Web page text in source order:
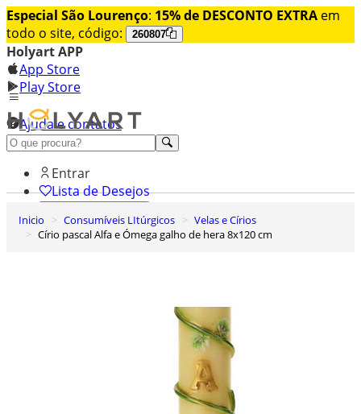
Especial São Lourenço: 15% de DESCONTO EXTRA em
todo o site, código:
260807
Holyart APP
App Store
Play Store
Ajuda e contatos
Conheça premium
Entrar
Lista de Desejos
0
Carrinho de Compras
Inicio Consumíveis LItúrgicos
Velas e Círios
Círio pascal Alfa e Ómega galho de hera 8x120 cm